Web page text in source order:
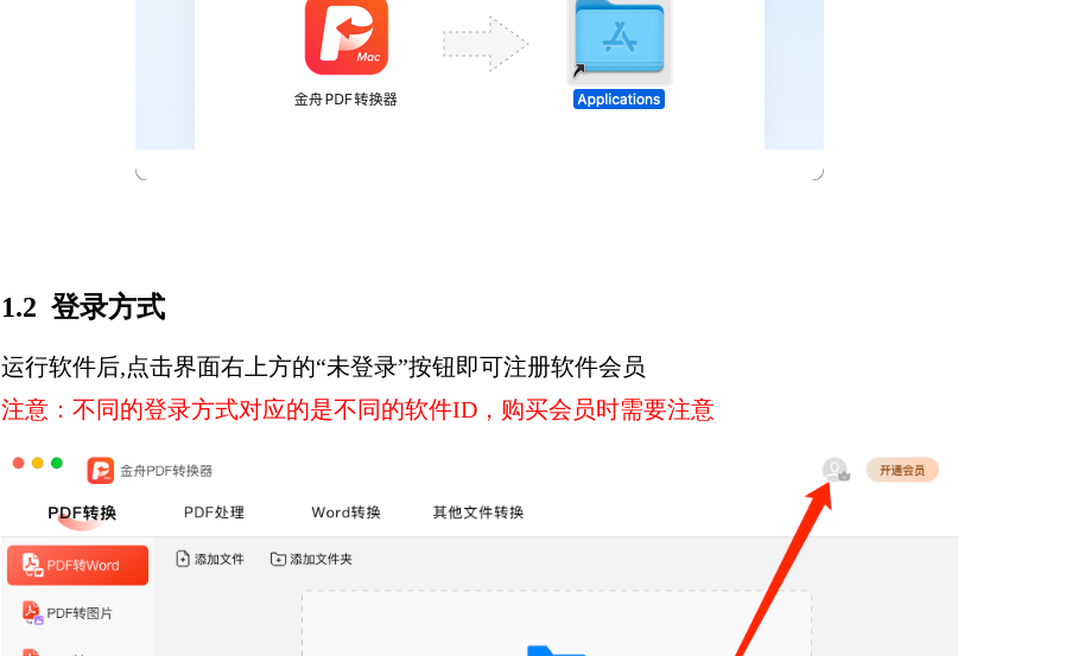
1.2 登录方式
运行软件后,点击界面右上方的“未登录”按钮即可注册软件会员
注意：不同的登录方式对应的是不同的软件ID，购买会员时需要注意